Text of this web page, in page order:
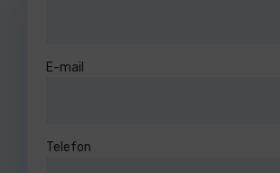
E-mail
Telefon